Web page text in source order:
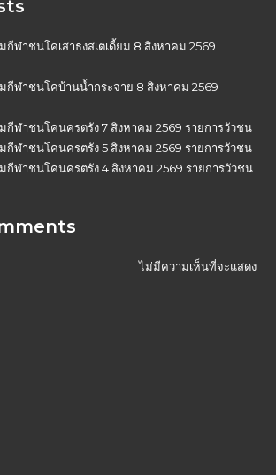
ฬาชนโคเสาธงสเตเดี้ยม 8 สิงหาคม 2569
กีฬาชนโคบ้านน้ำกระจาย 8 สิงหาคม 2569
กีฬาชนโคนครตรัง 7 สิงหาคม 2569 รายการวัวชน
กีฬาชนโคนครตรัง 5 สิงหาคม 2569 รายการวัวชน
กีฬาชนโคนครตรัง 4 สิงหาคม 2569 รายการวัวชน
ไม่มีความเห็นที่จะแสดง